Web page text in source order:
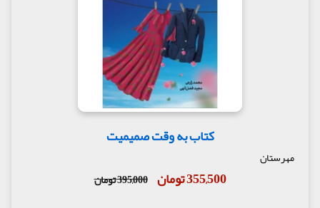
کتاب به وقت صمیمیت
مهرستان
355,500 تومان 395,000 تومان